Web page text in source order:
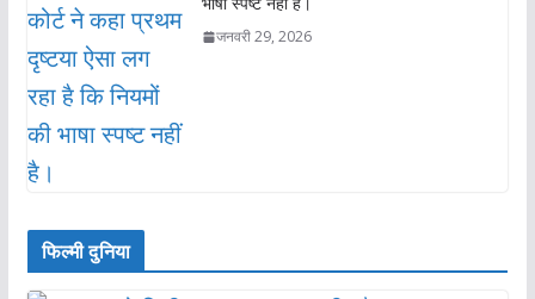
जनवरी 29, 2026
फिल्मी दुनिया